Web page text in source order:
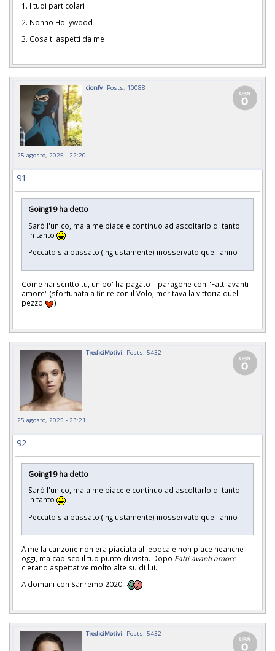
1. I tuoi particolari
2. Nonno Hollywood
3. Cosa ti aspetti da me
cionfy Posts: 10088
25 agosto, 2025 - 22:20
91
Going19 ha detto
Sarò l'unico, ma a me piace e continuo ad ascoltarlo di tanto
in tanto
Peccato sia passato (ingiustamente) inosservato quell'anno
Come hai scritto tu, un po' ha pagato il paragone con "Fatti avanti
amore" (sfortunata a finire con il Volo, meritava la vittoria quel
pezzo
)
TrediciMotivi Posts: 5432
25 agosto, 2025 - 23:21
92
Going19 ha detto
Sarò l'unico, ma a me piace e continuo ad ascoltarlo di tanto
in tanto
Peccato sia passato (ingiustamente) inosservato quell'anno
A me la canzone non era piaciuta all'epoca e non piace neanche
oggi, ma capisco il tuo punto di vista. Dopo Fatti avanti amore
c'erano aspettative molto alte su di lui.
A domani con Sanremo 2020!
TrediciMotivi Posts: 5432